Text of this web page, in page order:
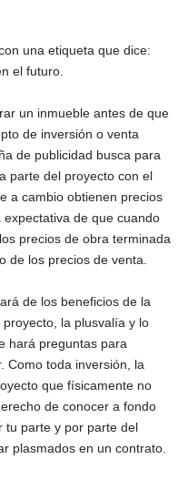
una etiqueta que dice:
el futuro.
un inmueble antes de que
de inversión o venta
de publicidad busca para
parte del proyecto con el
a cambio obtienen precios
de que cuando
precios de obra terminada
de los precios de venta.
de los beneficios de la
la plusvalía y lo
hará preguntas para
Como toda inversión, la
que físicamente no
de conocer a fondo
tu parte y por parte del
plasmados en un contrato.